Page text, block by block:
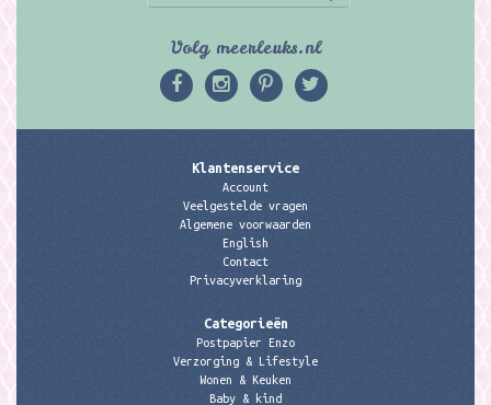
Volg meerleuks.nl
Klantenservice
Account
Veelgestelde vragen
Algemene voorwaarden
English
Contact
Privacyverklaring
Categorieën
Postpapier Enzo
Verzorging & Lifestyle
Wonen & Keuken
Baby & kind